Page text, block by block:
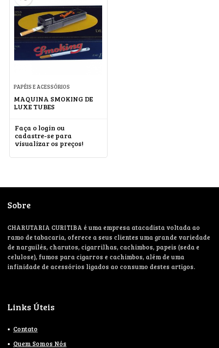
PAPÉIS E ACESSÓRIOS
MAQUINA SMOKING DE
LUXE TUBES
Faça o login ou
cadastre-se para
visualizar os preços!
Sobre
CHARUTARIA CURITIBA é uma empresa atacadista voltada ao
ramo de tabacaria, oferece a seus clientes uma grande variedade
de narguilés, charutos, cigarrilhas, cachimbos, papeis (seda e
celulose), fumos para cigarros e cachimbos, além de uma
infinidade de acessórios ligados ao consumo destes artigos.
Links Úteis
Contato
Quem Somos Nós